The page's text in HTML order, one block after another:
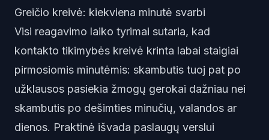
Greičio kreivė: kiekviena minutė svarbi
Visi reagavimo laiko tyrimai sutaria, kad
kontakto tikimybės kreivė krinta labai staigiai
pirmosiomis minutėmis: skambutis tuoj pat po
užklausos pasiekia žmogų gerokai dažniau nei
skambutis po dešimties minučių, valandos ar
dienos. Praktinė išvada paslaugų verslui